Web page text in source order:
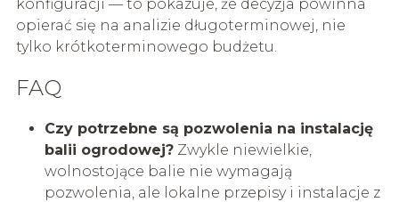
konfiguracji — to pokazuje, że decyzja powinna
opierać się na analizie długoterminowej, nie
tylko krótkoterminowego budżetu.
FAQ
Czy potrzebne są pozwolenia na instalację
balii ogrodowej?Zwykle niewielkie,
wolnostojące balie nie wymagają
pozwolenia, ale lokalne przepisy i instalacje z